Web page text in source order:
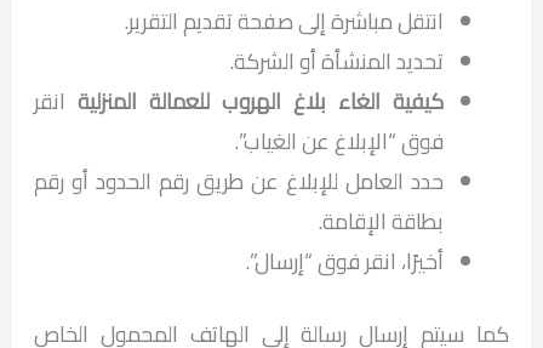
انتقل مباشرة إلى صفحة تقديم التقرير.
تحديد المنشأة أو الشركة.
كيفية الغاء بلاغ الهروب للعمالة المنزلية انقر
فوق “الإبلاغ عن الغياب”.
حدد العامل للإبلاغ عن طريق رقم الحدود أو رقم
بطاقة الإقامة.
أخيرًا، انقر فوق “إرسال”.
كما سيتم إرسال رسالة إلى الهاتف المحمول الخاص